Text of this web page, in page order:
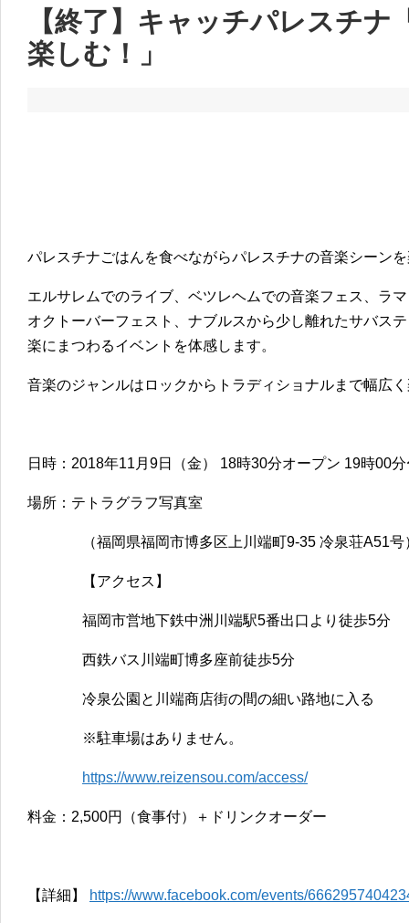
【終了】キャッチパレスチナ
楽しむ！」
パレスチナごはんを食べながらパレスチナの音楽シーン
エルサレムでのライブ、ベツレヘムでの音楽フェス、ラ
オクトーバーフェスト、ナブルスから少し離れたサバス
楽にまつわるイベントを体感します。
音楽のジャンルはロックからトラディショナルまで幅広
日時：2018年11月9日（金） 18時30分オープン 19時00
場所：テトラグラフ写真室
（福岡県福岡市博多区上川端町9-35 冷泉荘A51号
【アクセス】
福岡市営地下鉄中洲川端駅5番出口より徒歩5分
西鉄バス川端町博多座前徒歩5分
冷泉公園と川端商店街の間の細い路地に入る
※駐車場はありません。
https://www.reizensou.com/access/
料金：2,500円（食事付）＋ドリンクオーダー
【詳細】 https://www.facebook.com/events/